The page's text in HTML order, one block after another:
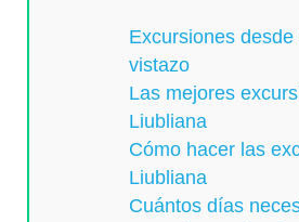
Excursiones
vistazo
Las mejores
Liubliana
Cómo hacer las
Liubliana
Cuántos días